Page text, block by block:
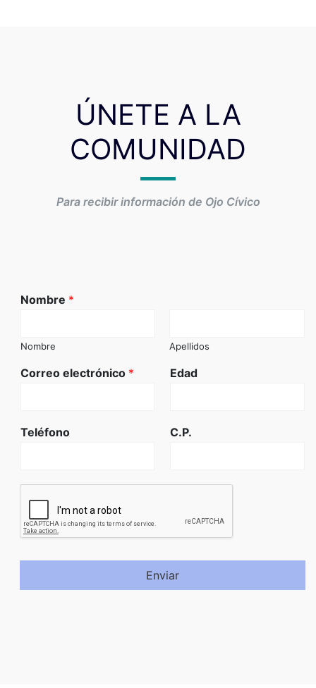
ÚNETE A LA
COMUNIDAD
Para recibir información de Ojo Cívico
Nombre *
Nombre Apellidos
Correo electrónico * Edad
Teléfono C.P.
Enviar